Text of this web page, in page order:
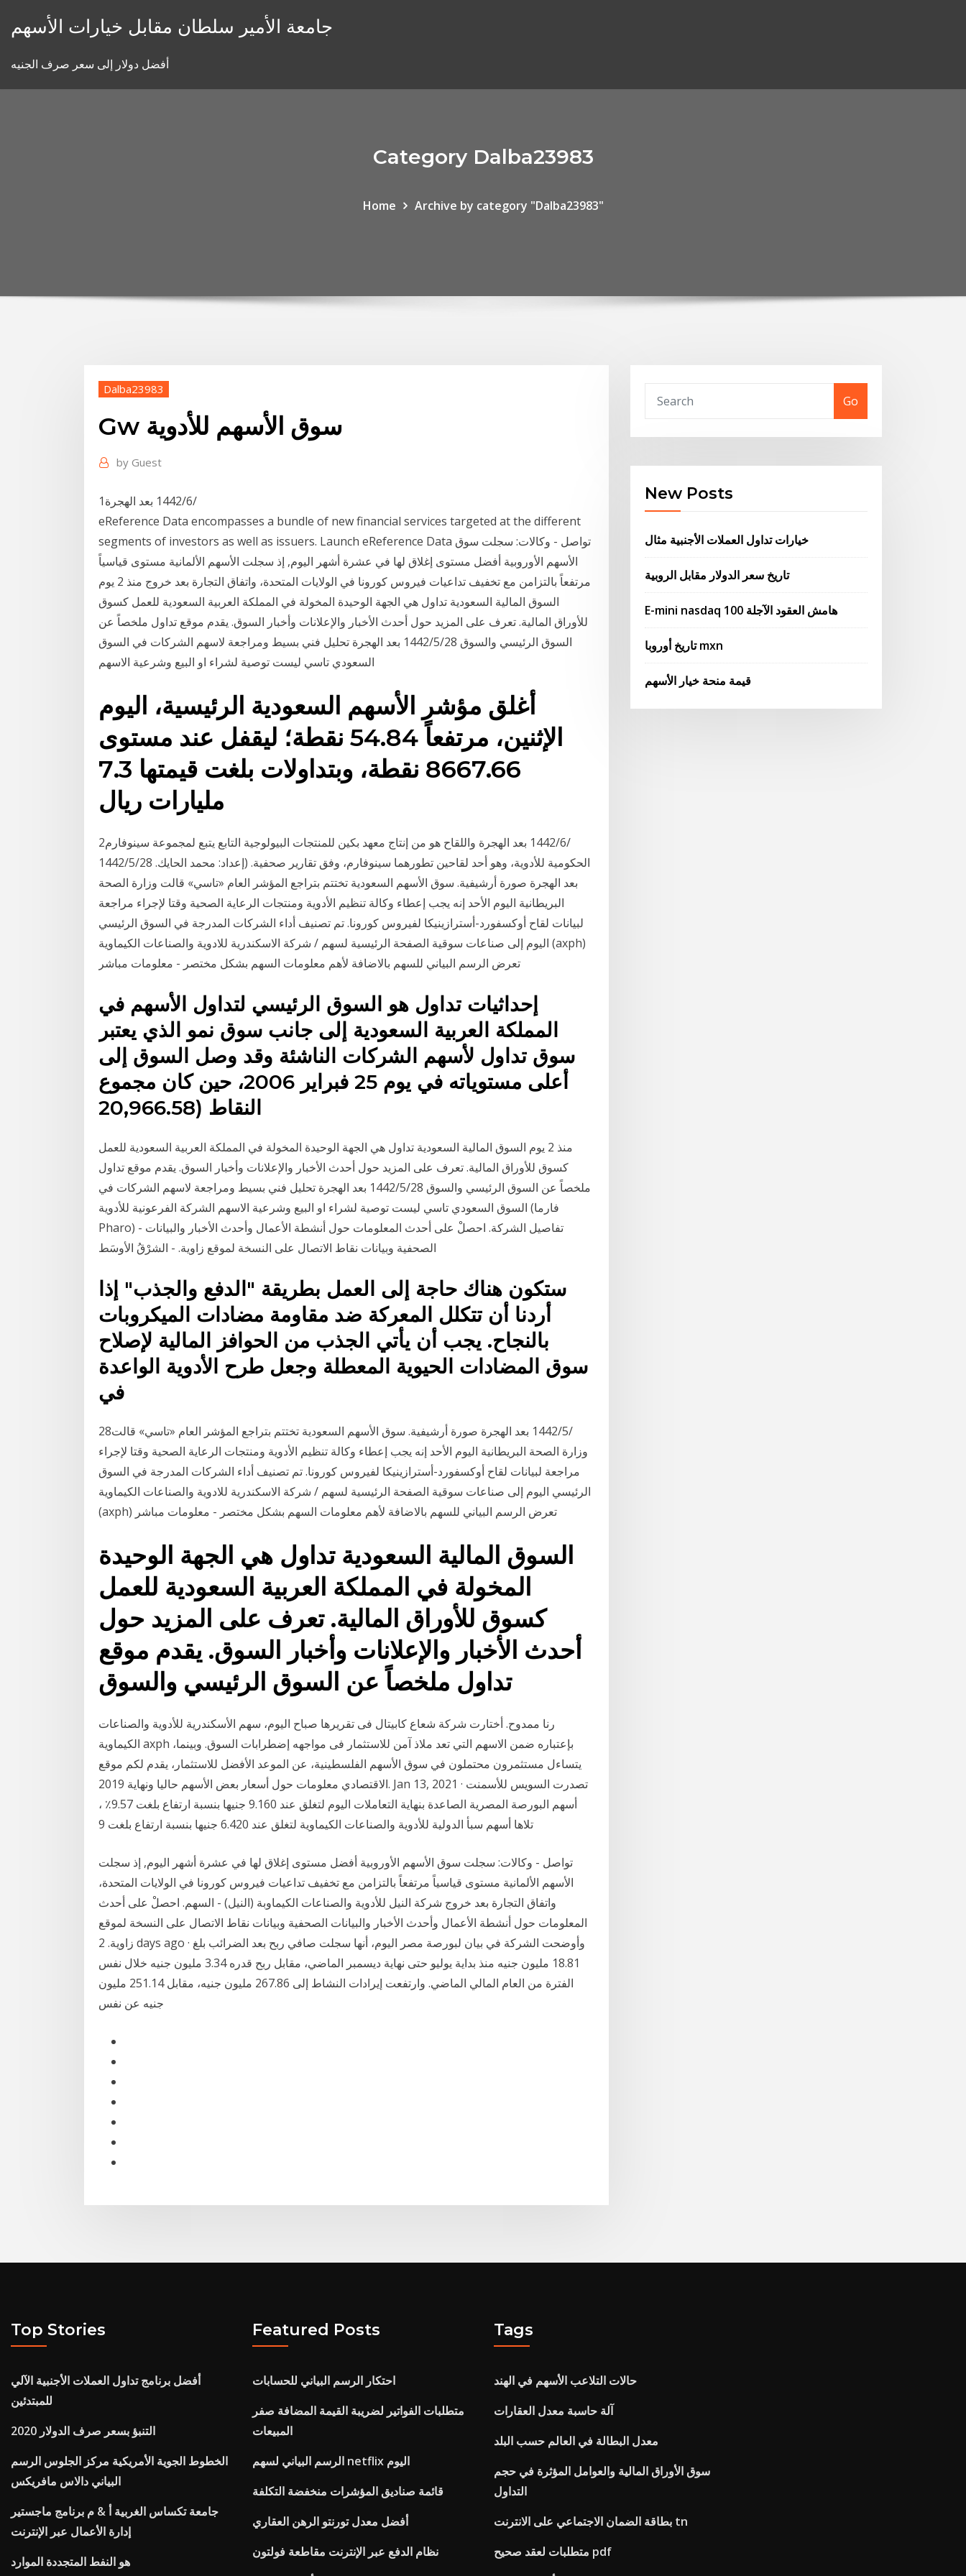
جامعة الأمير سلطان مقابل خيارات الأسهم
أفضل دولار إلى سعر صرف الجنيه
Category Dalba23983
Home Archive by category "Dalba23983"
Dalba23983
Gw سوق الأسهم للأدوية
by Guest
1‏‏/6‏‏/1442 بعد الهجرة
eReference Data encompasses a bundle of new financial services targeted at the different
segments of investors as well as issuers. Launch eReference Data تواصل - وكالات: سجلت سوق
الأسهم الأوروبية أفضل مستوى إغلاق لها في عشرة أشهر اليوم, إذ سجلت الأسهم الألمانية مستوى قياسياً
مرتفعاً بالتزامن مع تخفيف تداعيات فيروس كورونا في الولايات المتحدة، واتفاق التجارة بعد خروج منذ 2 يوم
السوق المالية السعودية تداول هي الجهة الوحيدة المخولة في المملكة العربية السعودية للعمل كسوق
للأوراق المالية. تعرف على المزيد حول أحدث الأخبار والإعلانات وأخبار السوق. يقدم موقع تداول ملخصاً عن
السوق الرئيسي والسوق 28‏‏/5‏‏/1442 بعد الهجرة تحليل فني بسيط ومراجعة لاسهم الشركات في السوق
السعودي تاسي ليست توصية لشراء او البيع وشرعية الاسهم
أغلق مؤشر الأسهم السعودية الرئيسية، اليوم
الإثنين، مرتفعاً 54.84 نقطة؛ ليقفل عند مستوى
8667.66 نقطة، وبتداولات بلغت قيمتها 7.3
مليارات ريال
2‏‏/6‏‏/1442 بعد الهجرة واللقاح هو من إنتاج معهد بكين للمنتجات البيولوجية التابع يتبع لمجموعة سينوفارم
الحكومية للأدوية، وهو أحد لقاحين تطورهما سينوفارم، وفق تقارير صحفية. (إعداد: محمد الحايك. 28‏‏/5‏‏/1442
بعد الهجرة صورة أرشيفية. سوق الأسهم السعودية تختتم بتراجع المؤشر العام «تاسي» قالت وزارة الصحة
البريطانية اليوم الأحد إنه يجب إعطاء وكالة تنظيم الأدوية ومنتجات الرعاية الصحية وقتا لإجراء مراجعة
لبيانات لقاح أوكسفورد-أسترازينيكا لفيروس كورونا. تم تصنيف أداء الشركات المدرجة في السوق الرئيسي
اليوم إلى صناعات سوقية الصفحة الرئيسية لسهم / شركة الاسكندرية للادوية والصناعات الكيماوية (axph)
تعرض الرسم البياني للسهم بالاضافة لأهم معلومات السهم بشكل مختصر - معلومات مباشر
إحداثيات تداول هو السوق الرئيسي لتداول الأسهم في
المملكة العربية السعودية إلى جانب سوق نمو الذي يعتبر
سوق تداول لأسهم الشركات الناشئة وقد وصل السوق إلى
أعلى مستوياته في يوم 25 فبراير 2006، حين كان مجموع
النقاط (20,966.58
منذ 2 يوم السوق المالية السعودية تداول هي الجهة الوحيدة المخولة في المملكة العربية السعودية للعمل
كسوق للأوراق المالية. تعرف على المزيد حول أحدث الأخبار والإعلانات وأخبار السوق. يقدم موقع تداول
ملخصاً عن السوق الرئيسي والسوق 28‏‏/5‏‏/1442 بعد الهجرة تحليل فني بسيط ومراجعة لاسهم الشركات في
السوق السعودي تاسي ليست توصية لشراء او البيع وشرعية الاسهم الشركة الفرعونية للأدوية (فارما
Pharo) - تفاصيل الشركة. احصلْ على أحدث المعلومات حول أنشطة الأعمال وأحدث الأخبار والبيانات
الصحفية وبيانات نقاط الاتصال على النسخة لموقع زاوية. - الشرْقُ الأوسَط
ستكون هناك حاجة إلى العمل بطريقة "الدفع والجذب" إذا
أردنا أن تتكلل المعركة ضد مقاومة مضادات الميكروبات
بالنجاح. يجب أن يأتي الجذب من الحوافز المالية لإصلاح
سوق المضادات الحيوية المعطلة وجعل طرح الأدوية الواعدة
في
28‏‏/5‏‏/1442 بعد الهجرة صورة أرشيفية. سوق الأسهم السعودية تختتم بتراجع المؤشر العام «تاسي» قالت
وزارة الصحة البريطانية اليوم الأحد إنه يجب إعطاء وكالة تنظيم الأدوية ومنتجات الرعاية الصحية وقتا لإجراء
مراجعة لبيانات لقاح أوكسفورد-أسترازينيكا لفيروس كورونا. تم تصنيف أداء الشركات المدرجة في السوق
الرئيسي اليوم إلى صناعات سوقية الصفحة الرئيسية لسهم / شركة الاسكندرية للادوية والصناعات الكيماوية
(axph) تعرض الرسم البياني للسهم بالاضافة لأهم معلومات السهم بشكل مختصر - معلومات مباشر
السوق المالية السعودية تداول هي الجهة الوحيدة
المخولة في المملكة العربية السعودية للعمل
كسوق للأوراق المالية. تعرف على المزيد حول
أحدث الأخبار والإعلانات وأخبار السوق. يقدم موقع
تداول ملخصاً عن السوق الرئيسي والسوق
رنا ممدوح. أختارت شركة شعاع كابيتال فى تقريرها صباح اليوم، سهم الأسكندرية للأدوية والصناعات
الكيماوية axph ،بإعتباره ضمن الاسهم التي تعد ملاذ آمن للاستثمار فى مواجهه إضطرابات السوق. وبينما
يتساءل مستثمرون محتملون في سوق الأسهم الفلسطينية، عن الموعد الأفضل للاستثمار، يقدم لكم موقع
الاقتصادي معلومات حول أسعار بعض الأسهم حاليا ونهاية 2019. Jan 13, 2021 · تصدرت السويس للأسمنت
أسهم البورصة المصرية الصاعدة بنهاية التعاملات اليوم لتغلق عند 9.160 جنيها بنسبة ارتفاع بلغت 9.57٪ ،
تلاها أسهم سبأ الدولية للأدوية والصناعات الكيماوية لتغلق عند 6.420 جنيها بنسبة ارتفاع بلغت 9
تواصل - وكالات: سجلت سوق الأسهم الأوروبية أفضل مستوى إغلاق لها في عشرة أشهر اليوم, إذ سجلت
الأسهم الألمانية مستوى قياسياً مرتفعاً بالتزامن مع تخفيف تداعيات فيروس كورونا في الولايات المتحدة،
واتفاق التجارة بعد خروج شركة النيل للأدوية والصناعات الكيماوبة (النيل) - السهم. احصلْ على أحدث
المعلومات حول أنشطة الأعمال وأحدث الأخبار والبيانات الصحفية وبيانات نقاط الاتصال على النسخة لموقع
زاوية. 2 days ago · وأوضحت الشركة في بيان لبورصة مصر اليوم، أنها سجلت صافي ربح بعد الضرائب بلغ
18.81 مليون جنيه منذ بداية يوليو حتى نهاية ديسمبر الماضي، مقابل ربح قدره 3.34 مليون جنيه خلال نفس
الفترة من العام المالي الماضي. وارتفعت إيرادات النشاط إلى 267.86 مليون جنيه، مقابل 251.14 مليون
جنيه عن نفس
Go
New Posts
خيارات تداول العملات الأجنبية مثال
تاريخ سعر الدولار مقابل الروبية
E-mini nasdaq 100 هامش العقود الآجلة
تاريخ أوروبا mxn
قيمة منحة خيار الأسهم
Top Stories
أفضل برنامج تداول العملات الأجنبية الآلي
للمبتدئين
التنبؤ بسعر صرف الدولار 2020
الخطوط الجوية الأمريكية مركز الجلوس الرسم
البياني دالاس مافريكس
جامعة تكساس الغربية أ & م برنامج ماجستير
إدارة الأعمال عبر الإنترنت
هو النفط المتجددة الموارد
Featured Posts
احتكار الرسم البياني للحسابات
متطلبات الفواتير لضريبة القيمة المضافة صفر
المبيعات
الرسم البياني لسهم netflix اليوم
قائمة صناديق المؤشرات منخفضة التكلفة
أفضل معدل تورنتو الرهن العقاري
نظام الدفع عبر الإنترنت مقاطعة فولتون
Tags
حالات التلاعب الأسهم في الهند
آلة حاسبة معدل العقارات
معدل البطالة في العالم حسب البلد
سوق الأوراق المالية والعوامل المؤثرة في حجم
التداول
بطاقة الضمان الاجتماعي على الانترنت tn
متطلبات لعقد صحيح pdf